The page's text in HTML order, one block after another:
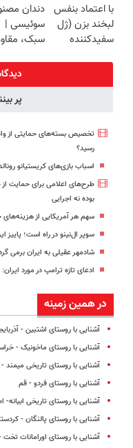
خرید40%تخفیف
سبک و
پرداخت
با اعتماد بنفس
لبخند بزن (ژل
سفیدکننده
دندان
سوئیسی |
سبک،
اقساطی😍
پر
تخصیص بسته‌های حمایتی از
رسید؟
اسباب‌ بازی‌های کریستیانو
طرح‌های اعلامی برای حمایت
بوده نه اجرایی
سهم هر آمریکایی از
سوپر ال‌نینو در راه است؛ پاییز
شادمهر عقیلی به ایران برمی
ادعای تازه ترامپ در مورد
در همین زمینه
آشنایی با روستای اشتبین -
آشنایی با روستای ماخونیک -
آشنایی با روستای تاریخی میمند
آشنایی با روستای فردو - قم
آشنایی با روستای تاریخی ابیانه-
آشنایی با روستای پالنگان -
آشنایی با روستای اورامانات